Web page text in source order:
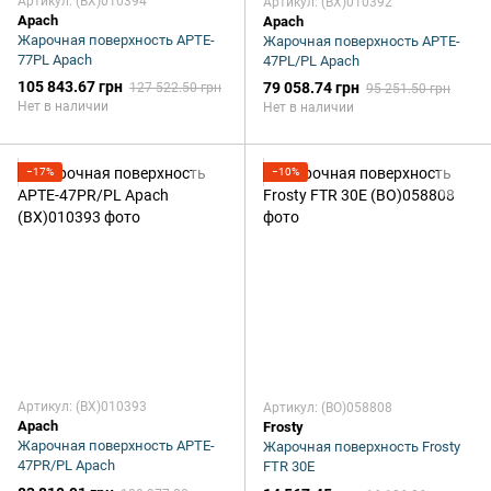
Apach
Жарочная поверхность APTE-
77PL Apach
105 843.67 грн 127 522.50 грн
Нет в наличии
Apach
Жарочная поверхность APTE-
47PL/PL Apach
79 058.74 грн 95 251.50 грн
Нет в наличии
−17%
Артикул: (BX)010393
Apach
Жарочная поверхность APTE-
47PR/PL Apach
−10%
Артикул: (BO)058808
Frosty
Жарочная поверхность Frosty
FTR 30E